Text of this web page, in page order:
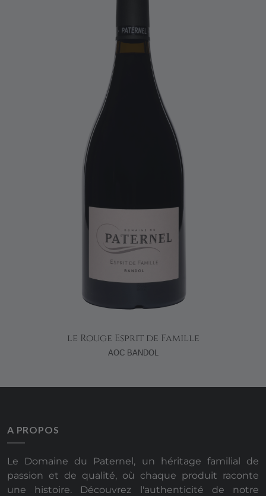
le Rouge Esprit de Famille
AOC BANDOL
A PROPOS
Le Domaine du Paternel, un héritage familial de
passion et de qualité, où chaque produit raconte
une histoire. Découvrez l'authenticité de notre